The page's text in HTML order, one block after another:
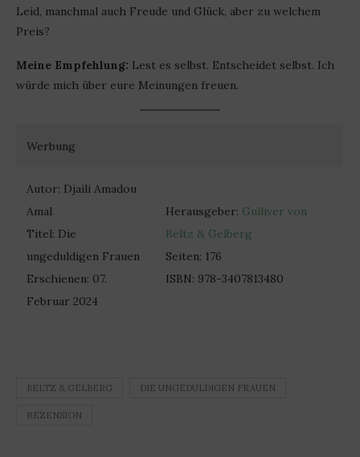
Leid, manchmal auch Freude und Glück, aber zu welchem
Preis?
Meine Empfehlung: Lest es selbst. Entscheidet selbst. Ich
würde mich über eure Meinungen freuen.
Werbung
Autor: Djaili Amadou
Amal
Titel: Die
ungeduldigen Frauen
Erschienen: 07.
Februar 2024
Herausgeber: Gulliver von
Beltz & Gelberg
Seiten: 176
ISBN: 978-3407813480
BELTZ & GELBERG DIE UNGEDULDIGEN FRAUEN
REZENSION